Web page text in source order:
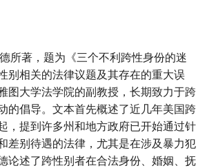
所著，题为《三个不利跨性身份的迷
别相关的法律议题及其存在的重大误
图大学法学院的副教授，长期致力于跨
的倡导。文本首先概述了近几年美国跨
，提到许多州和地方政府已开始通过针
差别待遇的法律，尤其是在涉及暴力犯
论述了跨性别者在合法身份、婚姻、抚